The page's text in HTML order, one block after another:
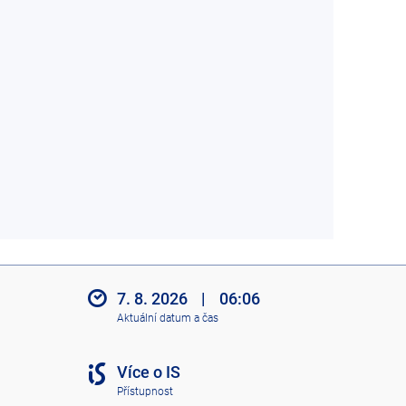
7. 8. 2026 | 06:06
Aktuální datum a čas
Více o IS
Přístupnost